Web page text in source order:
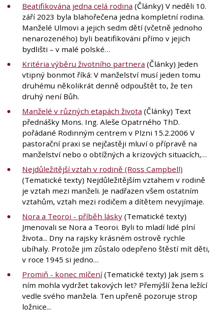
Beatifikována jedna celá rodina (Články) V neděli 10.
září 2023 byla blahořečena jedna kompletní rodina.
Manželé Ulmovi a jejich sedm dětí (včetně jednoho
nenarozeného) byli beatifikováni přímo v jejich
bydlišti – v malé polské…
Kritéria výběru životního partnera (Články) Jeden
vtipný bonmot říká: V manželství musí jeden tomu
druhému několikrát denně odpouštět to, že ten
druhý není Bůh.
Manželé v různých etapách života (Články) Text
přednášky Mons. Ing. Aleše Opatrného ThD.
pořádané Rodinným centrem v Plzni 15.2.2006 V
pastorační praxi se nejčastěji mluví o přípravě na
manželství nebo o obtížných a krizových situacích,…
Nejdůležitější vztah v rodině (Ross Campbell)
(Tematické texty) Nejdůležitějším vztahem v rodině
je vztah mezi manželi. Je nadřazen všem ostatním
vztahům, vztah mezi rodičem a dítětem nevyjímaje.
Nora a Teoroi - příběh lásky (Tematické texty)
Jmenovali se Nora a Teoroi. Byli to mladí lidé plní
života... Dny na rajsky krásném ostrově rychle
ubíhaly. Protože jim zůstalo odepřeno štěstí mít děti,
v roce 1945 si jedno…
Promiň - konec mlčení(Tematické texty) Jak jsem s
ním mohla vydržet takových let? Přemýšlí žena ležící
vedle svého manžela. Ten upřeně pozoruje strop
ložnice...